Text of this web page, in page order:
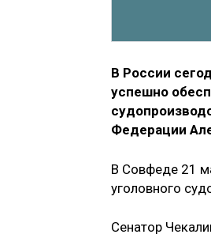
В России
успешно
Федерации
В Совфеде 21
уголовного
Сенатор